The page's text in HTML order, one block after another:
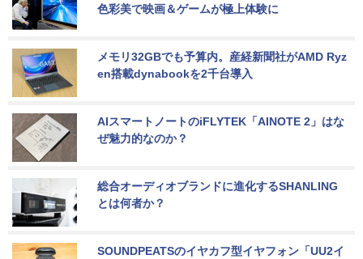
色彩美で映画＆ゲームが極上体験に
メモリ32GBでも予算内。産経新聞社がAMD Ryz
en搭載dynabookを2千台導入
AIスマートノートのiFLYTEK「AINOTE 2」はな
ぜ魅力的なのか？
総合オーディオブランドに進化するSHANLING
とは何者か？
SOUNDPEATSのイヤカフ型イヤフォン「UU2イ